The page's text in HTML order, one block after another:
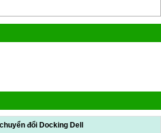
đổi Docking Dell